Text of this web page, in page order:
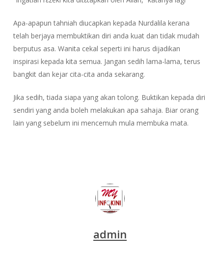
Apa-apapun tahniah diucapkan kepada Nurdalila kerana
telah berjaya membuktikan diri anda kuat dan tidak mudah
berputus asa. Wanita cekal seperti ini harus dijadikan
inspirasi kepada kita semua. Jangan sedih lama-lama, terus
bangkit dan kejar cita-cita anda sekarang.
Jika sedih, tiada siapa yang akan tolong. Buktikan kepada diri
sendiri yang anda boleh melakukan apa sahaja. Biar orang
lain yang sebelum ini mencemuh mula membuka mata.
admin